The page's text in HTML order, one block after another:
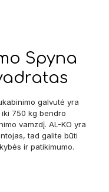
Spyna
galvutė yra
750 kg bendro
vamzdį. AL-KO yra
tad galite būti
ir patikimumo.